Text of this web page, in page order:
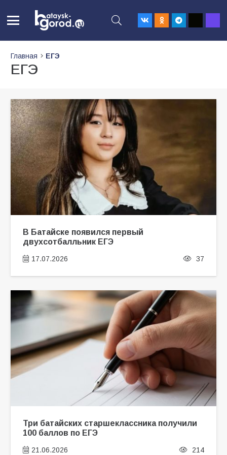
Главная ЕГЭ
ЕГЭ
В Батайске появился первый
двухсотбалльник ЕГЭ
17.07.2026 37
Три батайских старшеклассника получили
100 баллов по ЕГЭ
21.06.2026 214